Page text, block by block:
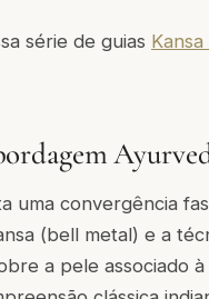
série de guias
uma convergência
(bell metal) e a
a pele associado